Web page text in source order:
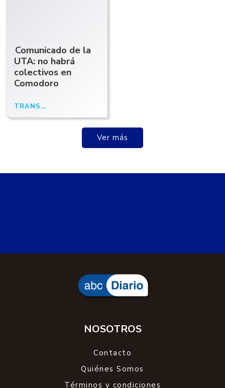
Comunicado de la
UTA: no habrá
colectivos en
Comodoro
TRANSPORTE
Ver más
NOSOTROS
Contacto
Quiénes Somos
Términos y condiciones